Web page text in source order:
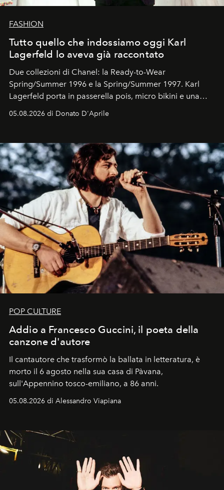
FASHION
Tutto quello che indossiamo oggi Karl
Lagerfeld lo aveva già raccontato
Due collezioni di Chanel: la Ready-to-Wear
Spring/Summer 1996 e la Spring/Summer 1997. Karl
Lagerfeld porta in passerella pois, micro bikini e una
Kate, Claudia e Carla una dietro l'altra. Trent'anni dopo,
uno dei documenti più contemporanei che abbiamo.
05.08.2026 di Donato D'Aprile
POP CULTURE
Addio a Francesco Guccini, il poeta della
canzone d'autore
Il cantautore che trasformò la ballata in letteratura, è
morto il 6 agosto nella sua casa di Pàvana,
sull'Appennino tosco-emiliano, a 86 anni.
05.08.2026 di Alessandro Viapiana